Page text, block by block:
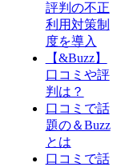
評判の不正
利用対策制
度を導入
【&Buzz】
口コミや評
判は？
口コミで話
題の＆Buzz
とは
口コミで話